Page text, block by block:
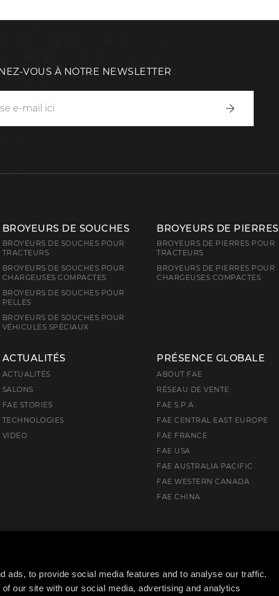
ads, to provide social media features and to analyse our traffic.
our site with our social media, advertising and analytics
VOUS À NOTRE NEWSLETTER
Inscrivez-
BROYEURS DE SOUCHES
BROYEURS DE SOUCHES POUR
TRACTEURS
BROYEURS DE SOUCHES POUR
CHARGEUSES COMPACTES
BROYEURS DE SOUCHES POUR
PELLES
BROYEURS DE SOUCHES POUR
VÉHICULES SPÉCIAUX
BROYEURS DE PIERRES
BROYEURS DE PIERRES POUR
TRACTEURS
BROYEURS DE PIERRES POUR
CHARGEUSES COMPACTES
ACTUALITÉS
ACTUALITÉS
SALONS
FAE STORIES
TECHNOLOGIES
VIDEO
PRÉSENCE GLOBALE
ABOUT FAE
RÉSEAU DE VENTE
FAE S.P.A.
FAE CENTRAL EAST EUROPE
FAE FRANCE
FAE USA
FAE AUSTRALIA PACIFIC
FAE WESTERN CANADA
FAE CHINA